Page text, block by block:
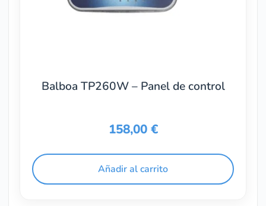
Balboa TP260W – Panel de control
158,00 €
Añadir al carrito